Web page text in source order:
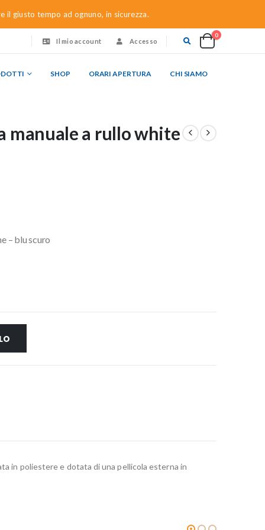
il giusto tempo ad ognuno, in sicurezza.
Il mio account Accesso
0
SHOP ORARI APERTURA CHI SIAMO
manuale a rullo white
– blu scuro
in poliestere e dotata di una pellicola esterna in